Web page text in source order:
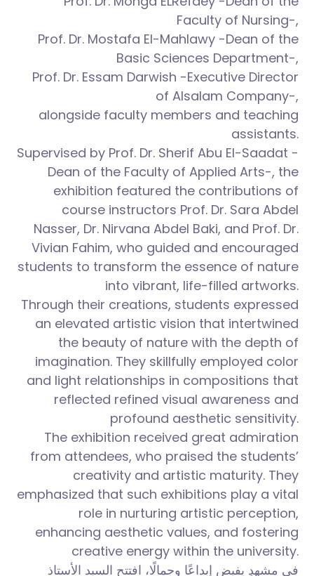
Faculty of Nursing-,
Prof. Dr. Mostafa El-Mahlawy -Dean of the
Basic Sciences Department-,
Prof. Dr. Essam Darwish -Executive Director
of Alsalam Company-,
alongside faculty members and teaching
assistants.
Supervised by Prof. Dr. Sherif Abu El-Saadat -
Dean of the Faculty of Applied Arts-, the
exhibition featured the contributions of
course instructors Prof. Dr. Sara Abdel
Nasser, Dr. Nirvana Abdel Baki, and Prof. Dr.
Vivian Fahim, who guided and encouraged
students to transform the essence of nature
into vibrant, life-filled artworks.
Through their creations, students expressed
an elevated artistic vision that intertwined
the beauty of nature with the depth of
imagination. They skillfully employed color
and light relationships in compositions that
reflected refined visual awareness and
profound aesthetic sensitivity.
The exhibition received great admiration
from attendees, who praised the students’
creativity and artistic maturity. They
emphasized that such exhibitions play a vital
role in nurturing artistic perception,
enhancing aesthetic values, and fostering
creative energy within the university.
في مشهدٍ يفيض إبداعًا وجمالًا، افتتح السيد الأستاذ